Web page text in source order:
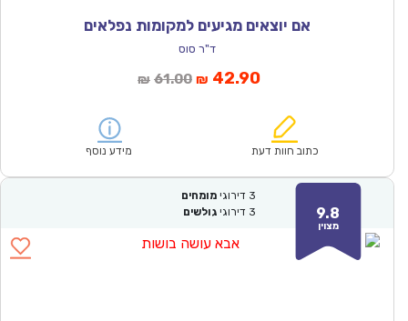
אם יוצאים מגיעים למקומות נפלאים
ד"ר סוס
₪ 61.00המחיר
₪61.00.
₪ 42.90
הוא:
כתוב חוות דעת מידע נוסף
דירוגי מומחים
דירוגי גולשים